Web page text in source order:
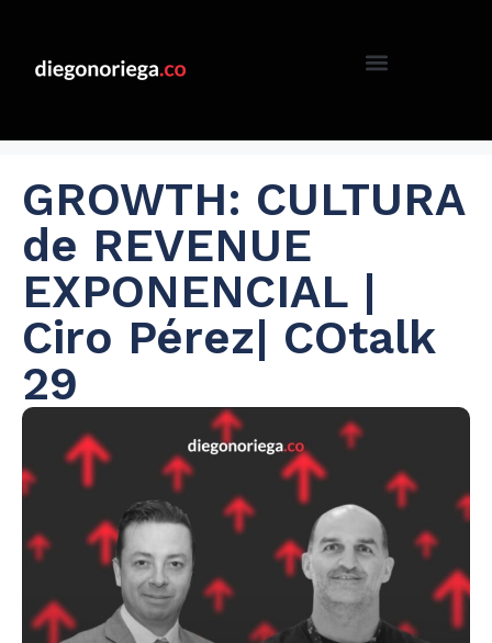
GROWTH: CULTURA
de REVENUE
EXPONENCIAL |
Ciro Pérez| COtalk
29